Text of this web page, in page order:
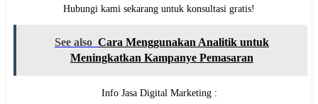
Hubungi kami sekarang untuk konsultasi gratis!
See also Cara Menggunakan Analitik untuk
Meningkatkan Kampanye Pemasaran
Info Jasa Digital Marketing :